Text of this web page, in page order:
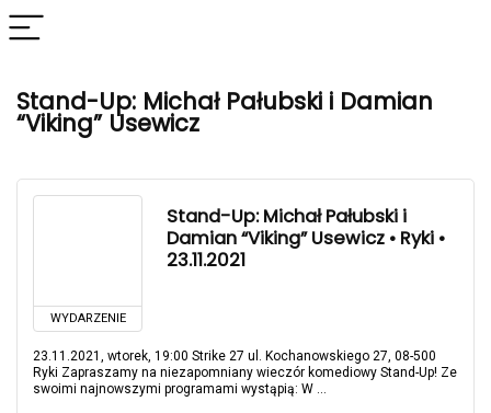
Stand-Up: Michał Pałubski i Damian
“Viking” Usewicz
WYDARZENIE
Stand-Up: Michał Pałubski i
Damian “Viking” Usewicz • Ryki •
23.11.2021
23.11.2021, wtorek, 19:00 Strike 27 ul. Kochanowskiego 27, 08-500
Ryki Zapraszamy na niezapomniany wieczór komediowy Stand-Up! Ze
swoimi najnowszymi programami wystąpią: W ...